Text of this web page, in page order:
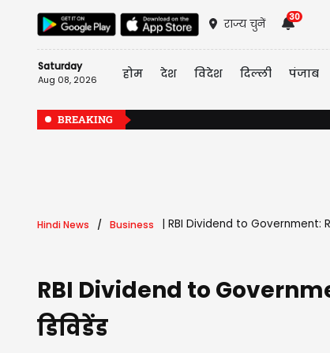
राज्य चुनें
30
Saturday
Aug 08, 2026 होम देश विदेश दिल्ली पंजाब
BREAKING
Hindi News Business RBI Dividend to Government:
RBI Dividend to
डिविडेंड